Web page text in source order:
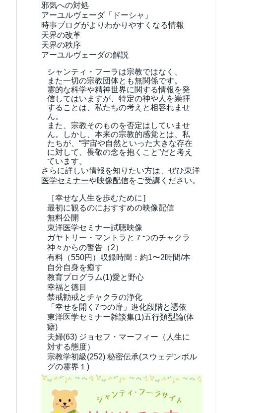
邪気への対処
アーユルヴェーダ「ドーシャ」
時事ブログがよりわかりやすくなる情報
天界の改革
天界の秩序
アーユルヴェーダの解説
シャンティ・フーラは宗教ではなく、
また一切の宗教団体とも無関係です。
霊的な科学や精神世界に関する情報を発
信してはいますが、特定の神や人を崇拝
することは、私たちの考えと相容れませ
ん。
また、宗教そのものを否定はしていませ
ん。しかし、本来の宗教的感覚とは、私
たちが、“宇宙や自然といった大きな存在
に対して、畏敬の念を抱くこと”だと考え
ています。
さらに詳しい情報を知りたい方は、ぜひ東洋
医学セミナーや映像配信をご受講ください。
［幸せな人生を歩むために］
最初に観るのにおすすめの映像配信
無料公開
東洋医学セミナー試聴映像
ガヤトリー・マントラと７つのチャクラ
神々からの警告（2）
有料（550円） 収録時間：約1〜2時間/本
自分自身を癒す
教育プログラム(1)愛と野心
幸福と徳目
禁戒勧戒とチャクラの浄化
「幸せを開く7つの扉」進化段階と憑依
東洋医学セミナー雑談集(1)五行類型論(体
癖)
夫婦(63) ジョセフ・マーフィー（人生に
対する態度）
宗教学初級(252) 秘密伝承(スウェデンボル
グの霊界１)